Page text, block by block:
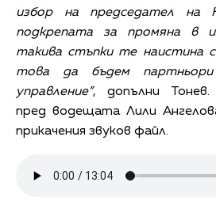
избор на председател
подкрепата за промяна в
такива стъпки те наистина
това да бъдем
управление”, допълни
пред водещата Лили
прикачения звуков файл.